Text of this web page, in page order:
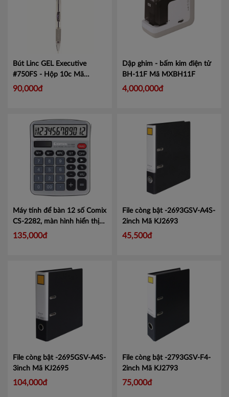
Bút Linc GEL Executive
#750FS - Hộp 10c Mã
LIN750
90,000đ
Dập ghim - bấm kim điện tử
BH-11F Mã MXBH11F
4,000,000đ
Máy tính để bàn 12 số Comix
CS-2282, màn hình hiển thị
lớn tiện lợi.
135,000đ
File còng bật -2693GSV-A4S-
2inch Mã KJ2693
45,500đ
File còng bật -2695GSV-A4S-
3inch Mã KJ2695
104,000đ
File còng bật -2793GSV-F4-
2inch Mã KJ2793
75,000đ